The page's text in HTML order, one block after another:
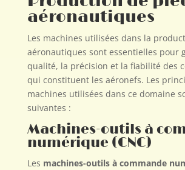
aéronautiques
Les machines utilisées dans la
aéronautiques sont essentielles pour
qualité, la précision et la fiabilité des
qui constituent les aéronefs. Les
machines utilisées dans ce domaine
suivantes :
Machines-outils à
numérique (CNC)
Les machines-outils à commande